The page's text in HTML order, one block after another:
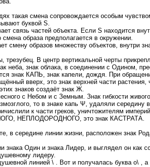
такая смена сопровождается особым
буквой S.
связь частей объекта. Если S находится
образа предполагается в окружении.
смену образов множеству объектов, внутри
В центр вертикальной черты
неба, знак облака, в соединении с Одином,
знак КАПЬ, знак капели, дождя. При
вверх, это знак верхней части
знаков создаёт знак Ж.
с Небом и с Земным. Знак гибкости
то в знаке капь Ψ, удаляли середину
к части греков, уничтожителям
НЕПЛОДОРОДНОГО, это знак КАСТРАТА.
в середине линии жизни, расположен
знака Один и знака Лидер, и выглядел он как
лидеру.
линией \ . Вот и получалась буква о\ ,